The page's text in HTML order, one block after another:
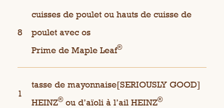
8
cuisses de poulet ou hauts de cuisse de
poulet avec os
Prime de Maple Leaf®
1
tasse de mayonnaise[SERIOUSLY GOOD]
HEINZ®ou d’aïoli à l’ail HEINZ®